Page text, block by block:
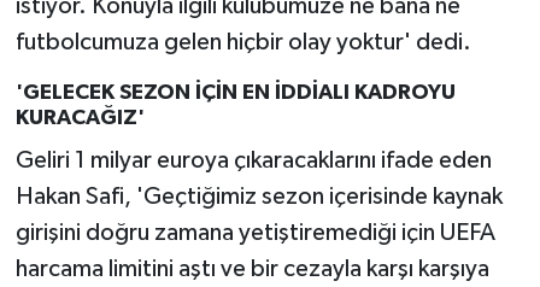
istiyor. Konuyla ilgili kulübümüze ne bana ne
futbolcumuza gelen hiçbir olay yoktur' dedi.
'GELECEK SEZON İÇİN EN İDDİALI KADROYU
KURACAĞIZ'
Geliri 1 milyar euroya çıkaracaklarını ifade eden
Hakan Safi, 'Geçtiğimiz sezon içerisinde kaynak
girişini doğru zamana yetiştiremediği için UEFA
harcama limitini aştı ve bir cezayla karşı karşıya